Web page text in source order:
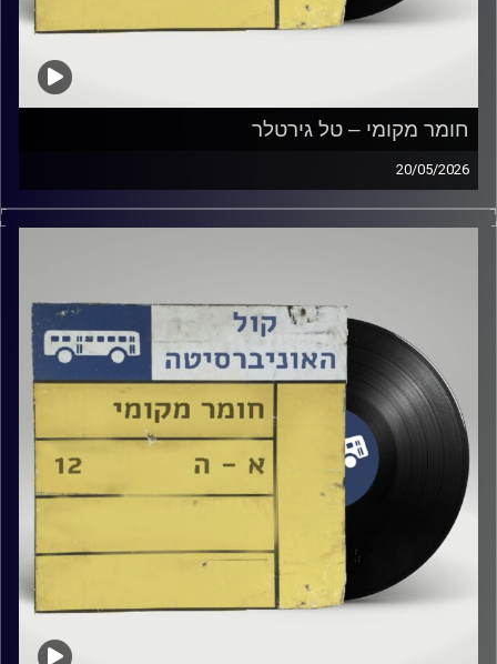
חומר מקומי – טל גירטלר
20/05/2026
שעה של מוזיקה ישראלית עם טל גירטלר